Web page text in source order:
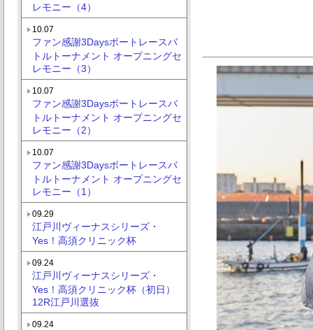
レモニー（4）
10.07
ファン感謝3Daysボートレースバ
トルトーナメント オープニングセ
レモニー（3）
10.07
ファン感謝3Daysボートレースバ
トルトーナメント オープニングセ
レモニー（2）
10.07
ファン感謝3Daysボートレースバ
トルトーナメント オープニングセ
レモニー（1）
09.29
江戸川ヴィーナスシリーズ・
Yes！高須クリニック杯
09.24
江戸川ヴィーナスシリーズ・
Yes！高須クリニック杯（初日）
12R江戸川選抜
09.24